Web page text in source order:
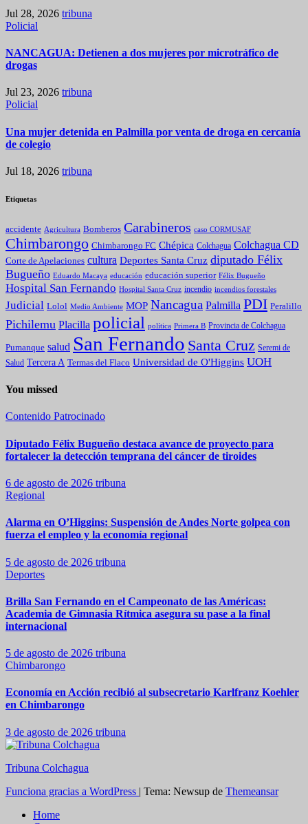
Jul 28, 2026 tribuna
Policial
NANCAGUA: Detienen a dos mujeres por microtráfico de
drogas
Jul 23, 2026 tribuna
Policial
Una mujer detenida en Palmilla por venta de droga en cercanía
de colegio
Jul 18, 2026 tribuna
Etiquetas
accidente Agricultura Bomberos Carabineros caso CORMUSAF
Chimbarongo Chimbarongo FC Chépica Colchagua Colchagua CD
Corte de Apelaciones cultura Deportes Santa Cruz diputado Félix
Bugueño Eduardo Macaya educación educación superior Félix Bugueño
Hospital San Fernando Hospital Santa Cruz incendio incendios forestales
Judicial Lolol Medio Ambiente MOP Nancagua Palmilla PDI Peralillo
Pichilemu Placilla policial política Primera B Provincia de Colchagua
Pumanque salud San Fernando Santa Cruz Seremi de
Salud Tercera A Termas del Flaco Universidad de O'Higgins UOH
You missed
Contenido Patrocinado
Diputado Félix Bugueño destaca avance de proyecto para
fortalecer la detección temprana del cáncer de tiroides
6 de agosto de 2026 tribuna
Regional
Alarma en O’Higgins: Suspensión de Andes Norte golpea con
fuerza el empleo y la economía regional
5 de agosto de 2026 tribuna
Deportes
Brilla San Fernando en el Campeonato de las Américas:
Academia de Gimnasia Rítmica asegura su pase a la final
internacional
5 de agosto de 2026 tribuna
Chimbarongo
Economía en Acción recibió al subsecretario Karlfranz Koehler
en Chimbarongo
3 de agosto de 2026 tribuna
Tribuna Colchagua
Funciona gracias a WordPress | Tema: Newsup de Themeansar
Home